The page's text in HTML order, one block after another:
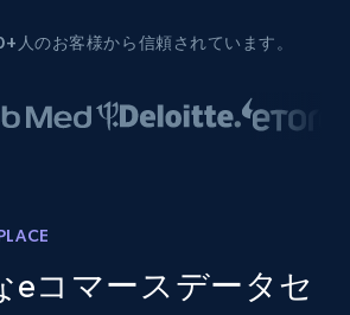
人のお客様から信頼されています。
eコマースデータセ